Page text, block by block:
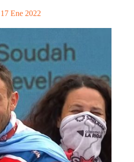
17 Ene 2022